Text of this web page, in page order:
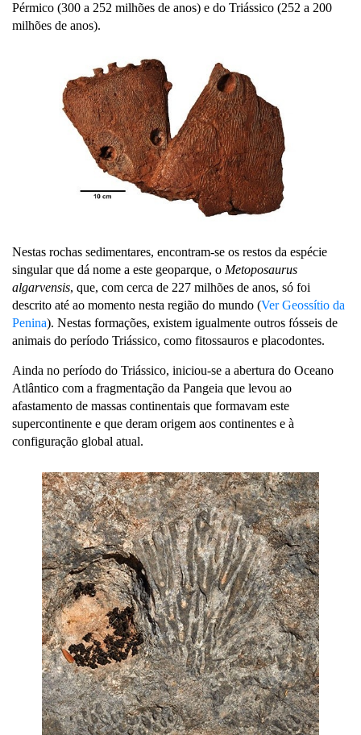
Pérmico (300 a 252 milhões de anos) e do Triássico (252 a 200
milhões de anos).
Nestas rochas sedimentares, encontram-se os restos da espécie
singular que dá nome a este geoparque, o Metoposaurus
algarvensis, que, com cerca de 227 milhões de anos, só foi
descrito até ao momento nesta região do mundo (Ver Geossítio da
Penina). Nestas formações, existem igualmente outros fósseis de
animais do período Triássico, como fitossauros e placodontes.
Ainda no período do Triássico, iniciou-se a abertura do Oceano
Atlântico com a fragmentação da Pangeia que levou ao
afastamento de massas continentais que formavam este
supercontinente e que deram origem aos continentes e à
configuração global atual.